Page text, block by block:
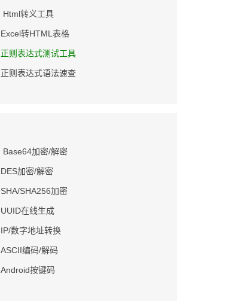
Html转义工具
Excel转HTML表格
正则表达式测试工具
正则表达式语法速查
Base64加密/解密
DES加密/解密
SHA/SHA256加密
UUID在线生成
IP/数字地址转换
ASCII编码/解码
Android按键码